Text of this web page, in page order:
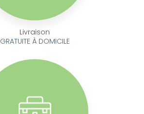
Livraison
GRATUITE À DOMICILE